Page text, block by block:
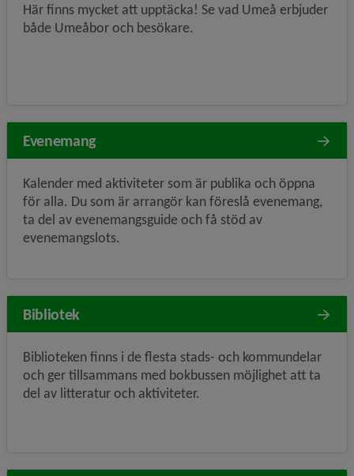
Här finns mycket att upptäcka! Se vad Umeå erbjuder
både Umeåbor och besökare.
Evenemang
Kalender med aktiviteter som är publika och öppna
för alla. Du som är arrangör kan föreslå evenemang,
ta del av evenemangsguide och få stöd av
evenemangslots.
Bibliotek
Biblioteken finns i de flesta stads- och kommundelar
och ger tillsammans med bokbussen möjlighet att ta
del av litteratur och aktiviteter.